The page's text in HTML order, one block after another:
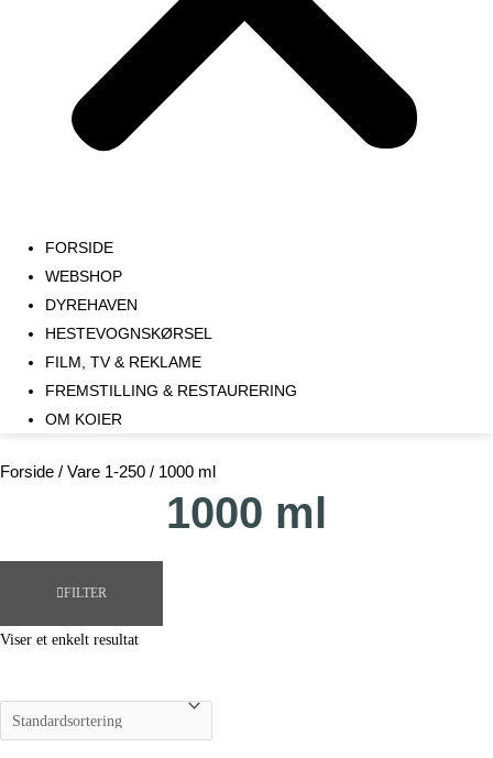
FORSIDE
WEBSHOP
DYREHAVEN
HESTEVOGNSKØRSEL
FILM, TV & REKLAME
FREMSTILLING & RESTAURERING​
OM KOIER
Forside / Vare 1-250 / 1000 ml
1000 ml
FILTER
Viser et enkelt resultat